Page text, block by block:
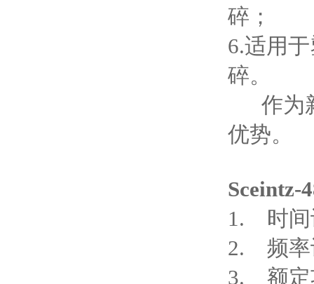
碎；
6.适用
碎。
作为新
优势。
Sceintz-
1. 时间
2. 频率
3. 额定